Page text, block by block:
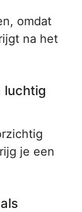
omdat
na het
luchtig
je een